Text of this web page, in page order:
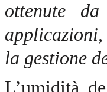
ottenute
applicazioni,
la gestione
L’umidità